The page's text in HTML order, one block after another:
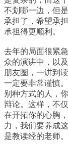
不划哪一边，但
承担了，希望承
承担得更顺利。
去年的局面很紧
众的演讲中，以
朋友圈，一讲到
一定要非常谨慎
别种方式的人，
辩论。这样，不
在开拓你的心胸
力，我们要养成
是教读经的老师。